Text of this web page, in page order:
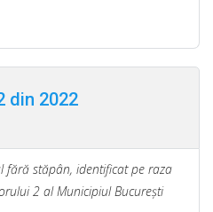
din 2022
fără stăpân, identificat pe raza
2 al Municipiul Bucureşti